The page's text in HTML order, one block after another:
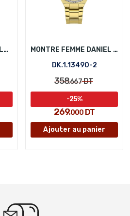
MONTRE FEMME FREELOOK FL.1.10336-3
MONTRE FEMME DANIEL KLEIN DK.1.13490-2
DK.1.13490-2
358,667DT
269,000 DT
-25%
Ajouter au panier